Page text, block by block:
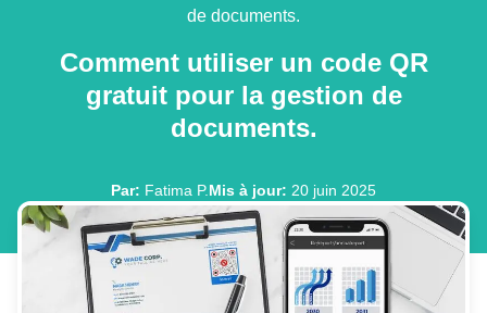
de documents.
Comment utiliser un code QR
gratuit pour la gestion de
documents.
Par: Fatima P.Mis à jour: 20 juin 2025